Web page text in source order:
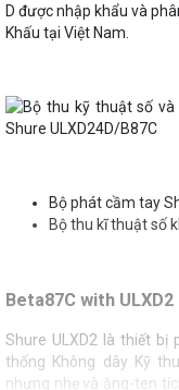
D được nhập khẩu và
Khấu tại Việt Nam.
Bộ phát cầm tay
Bộ thu kĩ thuật số
Beta87C with
Shure ULXD2 là thiết
thống Không dây Kỹ
nhưng nhẹ và ăng-ten